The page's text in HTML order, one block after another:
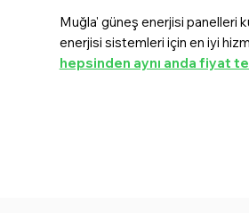
Muğla' güneş enerjisi panelleri
enerjisi sistemleri için en iyi
hepsinden aynı anda fiyat